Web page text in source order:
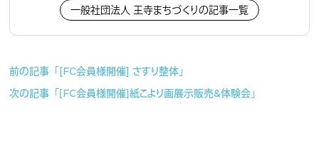
一般社団法人 王寺まちづくりの記事一覧
前の記事「[FC会員様開催] さすり整体」
次の記事「［FC会員様開催］紙こより画展示販売&体験会」